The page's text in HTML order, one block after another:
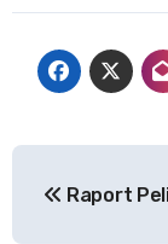
wpisu
Raport